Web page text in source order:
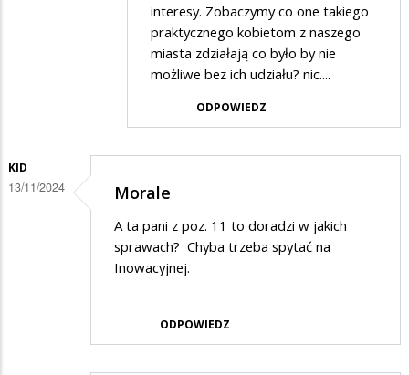
interesy. Zobaczymy co one takiego
praktycznego kobietom z naszego
miasta zdziałają co było by nie
możliwe bez ich udziału? nic....
ODPOWIEDZ
KID
13/11/2024 Morale
A ta pani z poz. 11 to doradzi w jakich
sprawach? Chyba trzeba spytać na
Inowacyjnej.
ODPOWIEDZ